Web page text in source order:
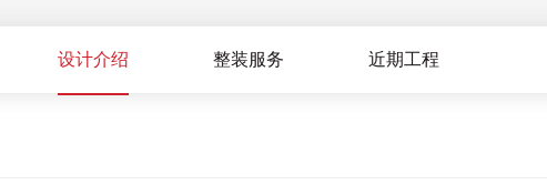
设计介绍 整装服务 近期工程